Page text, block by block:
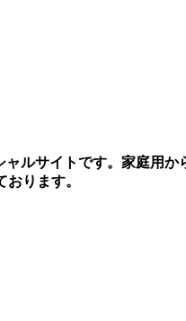
ルサイトです。家庭用か
ります。